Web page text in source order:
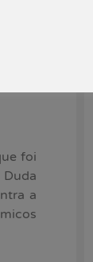
do
foi
a